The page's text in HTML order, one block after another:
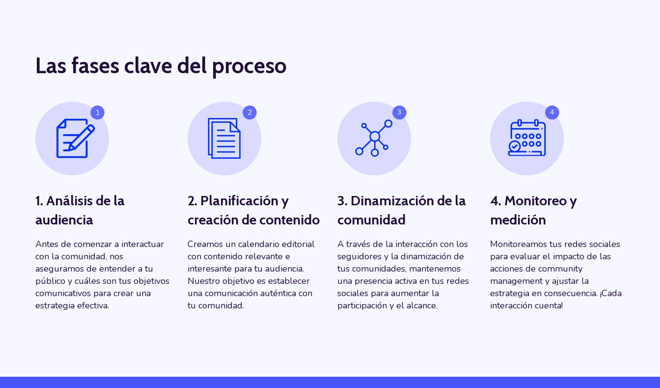
Las fases clave del proceso
1. Análisis de la
audiencia
Antes de comenzar a interactuar
con la comunidad, nos
aseguramos de entender a tu
público y cuáles son tus objetivos
comunicativos para crear una
estrategia efectiva.
2. Planificación y
creación de contenido
Creamos un calendario editorial
con contenido relevante e
interesante para tu audiencia.
Nuestro objetivo es establecer
una comunicación auténtica con
tu comunidad.
3. Dinamización de la
comunidad
A través de la interacción con los
seguidores y la dinamización de
tus comunidades, mantenemos
una presencia activa en tus redes
sociales para aumentar la
participación y el alcance.
4. Monitoreo y
medición
Monitoreamos tus redes sociales
para evaluar el impacto de las
acciones de community
management y ajustar la
estrategia en consecuencia. ¡Cada
interacción cuenta!